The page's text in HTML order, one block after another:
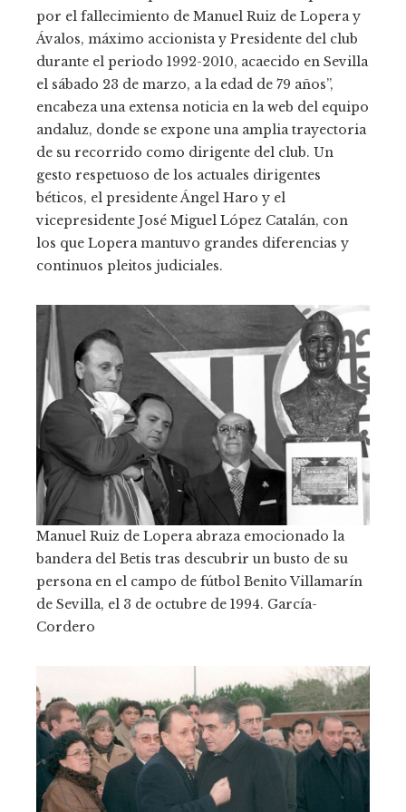
por el fallecimiento de Manuel Ruiz de Lopera y
Ávalos, máximo accionista y Presidente del club
durante el periodo 1992-2010, acaecido en Sevilla
el sábado 23 de marzo, a la edad de 79 años”,
encabeza una extensa noticia en la web del equipo
andaluz, donde se expone una amplia trayectoria
de su recorrido como dirigente del club. Un
gesto respetuoso de los actuales dirigentes
béticos, el presidente Ángel Haro y el
vicepresidente José Miguel López Catalán, con
los que Lopera mantuvo grandes diferencias y
continuos pleitos judiciales.
Manuel Ruiz de Lopera abraza emocionado la
bandera del Betis tras descubrir un busto de su
persona en el campo de fútbol Benito Villamarín
de Sevilla, el 3 de octubre de 1994. García-
Cordero